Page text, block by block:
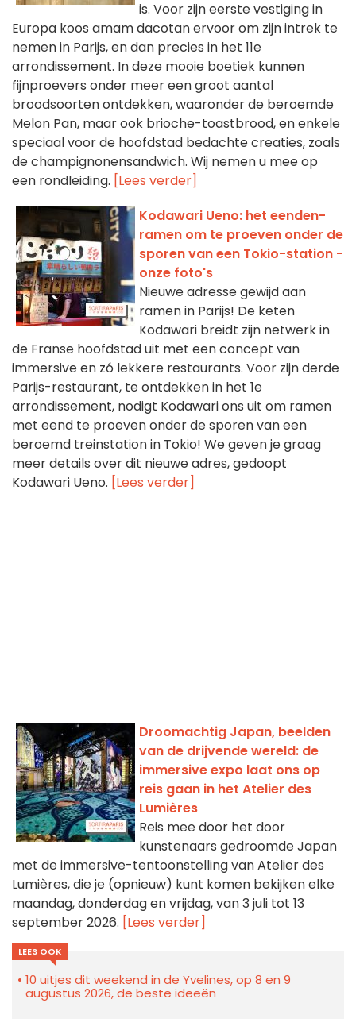
is. Voor zijn eerste vestiging in
Europa koos amam dacotan ervoor om zijn intrek te
nemen in Parijs, en dan precies in het 11e
arrondissement. In deze mooie boetiek kunnen
fijnproevers onder meer een groot aantal
broodsoorten ontdekken, waaronder de beroemde
Melon Pan, maar ook brioche-toastbrood, en enkele
speciaal voor de hoofdstad bedachte creaties, zoals
de champignonensandwich. Wij nemen u mee op
een rondleiding. [Lees verder]
Kodawari Ueno: het eenden-
ramen om te proeven onder de
sporen van een Tokio-station -
onze foto's
Nieuwe adresse gewijd aan
ramen in Parijs! De keten
Kodawari breidt zijn netwerk in
de Franse hoofdstad uit met een concept van
immersive en zó lekkere restaurants. Voor zijn derde
Parijs-restaurant, te ontdekken in het 1e
arrondissement, nodigt Kodawari ons uit om ramen
met eend te proeven onder de sporen van een
beroemd treinstation in Tokio! We geven je graag
meer details over dit nieuwe adres, gedoopt
Kodawari Ueno. [Lees verder]
Droomachtig Japan, beelden
van de drijvende wereld: de
immersive expo laat ons op
reis gaan in het Atelier des
Lumières
Reis mee door het door
kunstenaars gedroomde Japan
met de immersive-tentoonstelling van Atelier des
Lumières, die je (opnieuw) kunt komen bekijken elke
maandag, donderdag en vrijdag, van 3 juli tot 13
september 2026. [Lees verder]
LEES OOK
10 uitjes dit weekend in de Yvelines, op 8 en 9
augustus 2026, de beste ideeën